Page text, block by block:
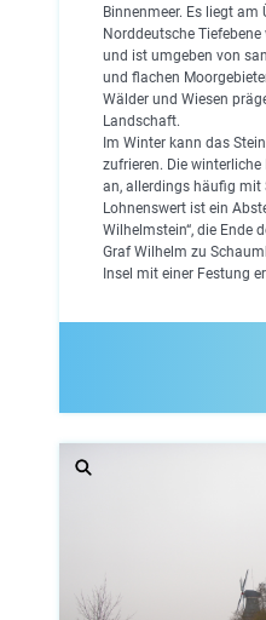
Binnenmeer. Es liegt am
Norddeutsche
und ist umgeben von
und flachen
Wälder und Wiesen
Landschaft.
Im Winter kann das
zufrieren. Die
an, allerdings häufig mit
Lohnenswert ist ein
Wilhelmstein“, die Ende
Graf Wilhelm zu
Insel mit einer Festung